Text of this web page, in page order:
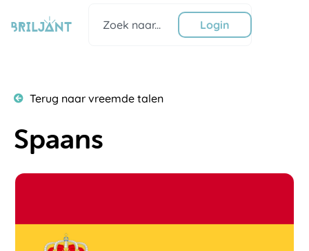
naar
de
Login
Terug naar vreemde talen
Spaans